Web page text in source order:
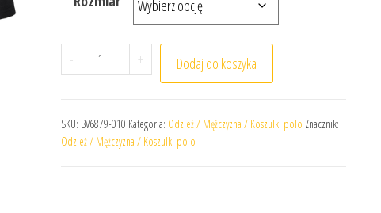
- ilość Koszulka Polo Nike Park 20 BV6879-010
+ Dodaj do koszyka
SKU: BV6879-010 Kategoria: Odzież / Mężczyzna / Koszulki polo Znacznik:
Odzież / Mężczyzna / Koszulki polo